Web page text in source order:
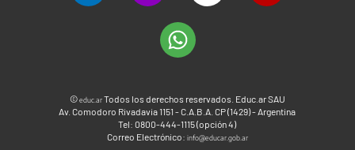
©educ.arTodos los derechos reservados. Educ.ar SAU
Av. Comodoro Rivadavia 1151 - C.A.B.A. CP (1429) - Argentina
Tel: 0800-444-1115 (opción 4)
Correo Electrónico: info@educar.gob.ar